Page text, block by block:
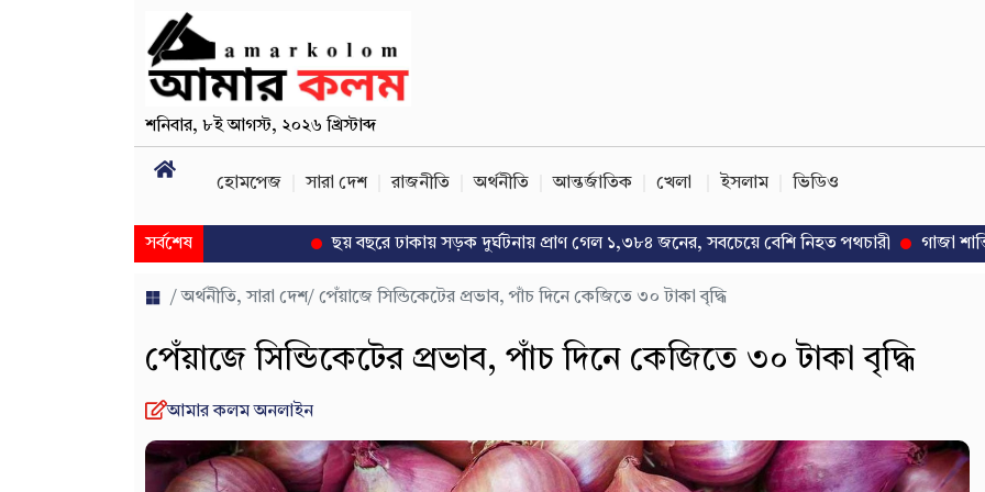
শনিবার, ৮ই আগস্ট, ২০২৬ খ্রিস্টাব্দ
হোমপেজ সারা দেশ রাজনীতি অর্থনীতি আন্তর্জাতিক খেলা ইসলাম ভিডিও
সর্বশেষ ছয় বছরে ঢাকায় সড়ক দুর্ঘটনায় প্রাণ গেল ১,৩৮৪ জনের, সবচেয়ে বেশি নিহত পথচারী গাজা শান্তি
/অর্থনীতি,সারা দেশ/ পেঁয়াজে সিন্ডিকেটের প্রভাব, পাঁচ দিনে কেজিতে ৩০ টাকা বৃদ্ধি
পেঁয়াজে সিন্ডিকেটের প্রভাব, পাঁচ দিনে কেজিতে ৩০ টাকা বৃদ্ধি
আমার কলম অনলাইন